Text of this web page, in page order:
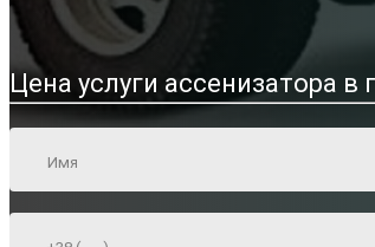
Цена услуги ассенизатора